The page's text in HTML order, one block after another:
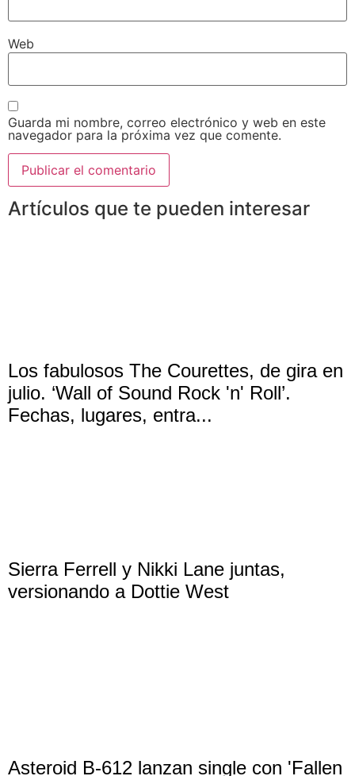
Web
Guarda mi nombre, correo electrónico y web en este
navegador para la próxima vez que comente.
Artículos que te pueden interesar
Los fabulosos The Courettes, de gira en
julio. ‘Wall of Sound Rock 'n' Roll’.
Fechas, lugares, entra...
Sierra Ferrell y Nikki Lane juntas,
versionando a Dottie West
Asteroid B-612 lanzan single con 'Fallen